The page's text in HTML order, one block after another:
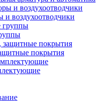
и воздухоотводчики
покрытия